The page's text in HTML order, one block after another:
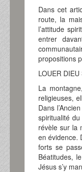
Dans cet
route, la
l’attitude
entrer
propositions
LOUER
La
religieuses,
Dans
spiritualité
révèle sur la
en évidence.
forts se
Béatitudes,
Jésus s’y